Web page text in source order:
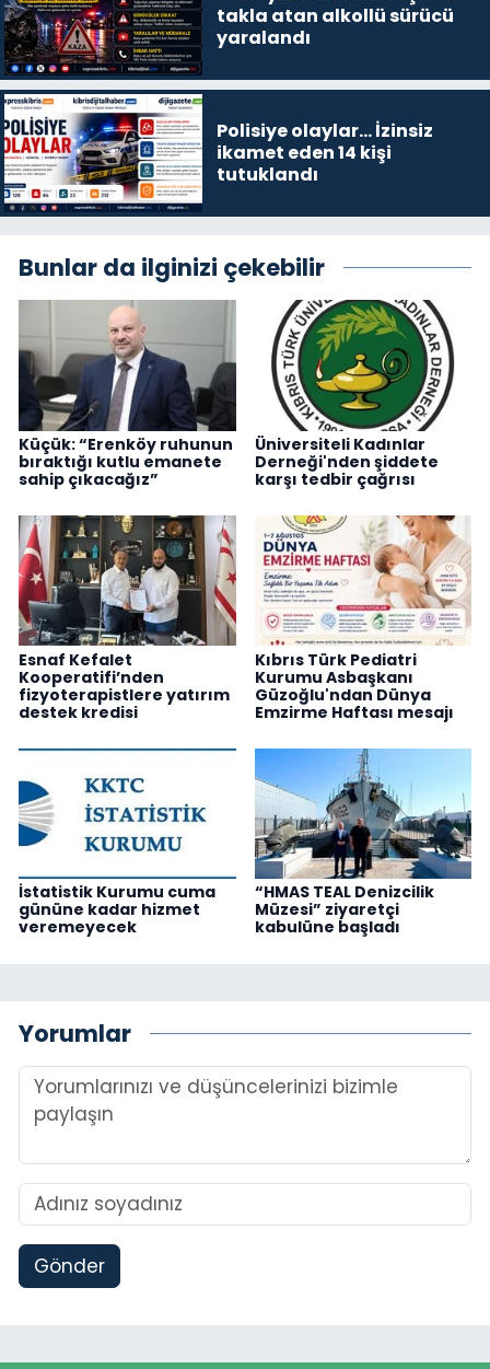
takla atan alkollü sürücü
yaralandı
Polisiye olaylar… İzinsiz
ikamet eden 14 kişi
tutuklandı
Bunlar da ilginizi çekebilir
Küçük: “Erenköy ruhunun
bıraktığı kutlu emanete
sahip çıkacağız”
Üniversiteli Kadınlar
Derneği'nden şiddete
karşı tedbir çağrısı
Esnaf Kefalet
Kooperatifi’nden
fizyoterapistlere yatırım
destek kredisi
Kıbrıs Türk Pediatri
Kurumu Asbaşkanı
Güzoğlu'ndan Dünya
Emzirme Haftası mesajı
İstatistik Kurumu cuma
gününe kadar hizmet
veremeyecek
“HMAS TEAL Denizcilik
Müzesi” ziyaretçi
kabulüne başladı
Yorumlar
Gönder